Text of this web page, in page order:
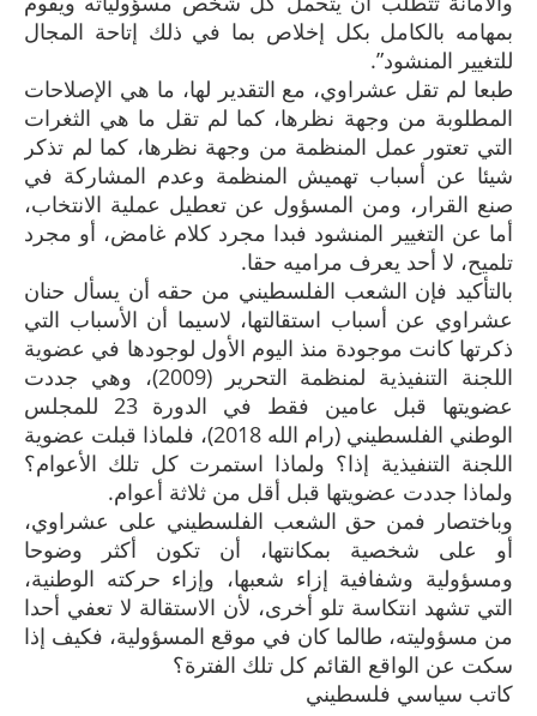
بمهامه بالكامل بكل إخلاص بما في ذلك إتاحة المجال
للتغيير المنشود”.
طبعا لم تقل عشراوي، مع التقدير لها، ما هي الإصلاحات
المطلوبة من وجهة نظرها، كما لم تقل ما هي الثغرات
التي تعتور عمل المنظمة من وجهة نظرها، كما لم تذكر
شيئا عن أسباب تهميش المنظمة وعدم المشاركة في
صنع القرار، ومن المسؤول عن تعطيل عملية الانتخاب،
أما عن التغيير المنشود فبدا مجرد كلام غامض، أو مجرد
تلميح، لا أحد يعرف مراميه حقا.
بالتأكيد فإن الشعب الفلسطيني من حقه أن يسأل حنان
عشراوي عن أسباب استقالتها، لاسيما أن الأسباب التي
ذكرتها كانت موجودة منذ اليوم الأول لوجودها في عضوية
اللجنة التنفيذية لمنظمة التحرير (2009)، وهي جددت
عضويتها قبل عامين فقط في الدورة 23 للمجلس
الوطني الفلسطيني (رام الله 2018)، فلماذا قبلت عضوية
اللجنة التنفيذية إذا؟ ولماذا استمرت كل تلك الأعوام؟
ولماذا جددت عضويتها قبل أقل من ثلاثة أعوام.
وباختصار فمن حق الشعب الفلسطيني على عشراوي،
أو على شخصية بمكانتها، أن تكون أكثر وضوحا
ومسؤولية وشفافية إزاء شعبها، وإزاء حركته الوطنية،
التي تشهد انتكاسة تلو أخرى، لأن الاستقالة لا تعفي أحدا
من مسؤوليته، طالما كان في موقع المسؤولية، فكيف إذا
سكت عن الواقع القائم كل تلك الفترة؟
كاتب سياسي فلسطيني